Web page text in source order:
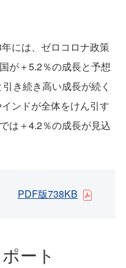
には、ゼロコロナ政策
が＋5.2％の成長と予想
き続き高い成長が続く
ンドが全体をけん引す
は＋4.2％の成長が見込
PDF版738KB
ート